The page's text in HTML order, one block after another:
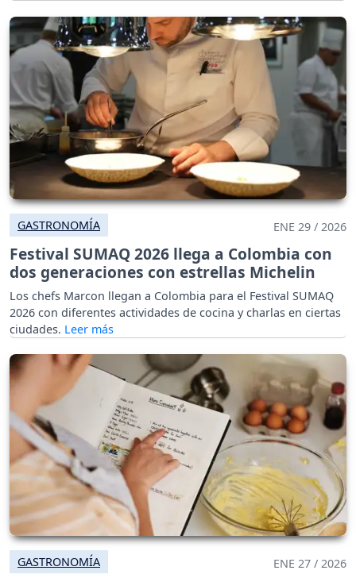
GASTRONOMÍA ENE 29 / 2026
Festival SUMAQ 2026 llega a Colombia con
dos generaciones con estrellas Michelin
Los chefs Marcon llegan a Colombia para el Festival SUMAQ
2026 con diferentes actividades de cocina y charlas en ciertas
ciudades.
GASTRONOMÍA ENE 27 / 2026